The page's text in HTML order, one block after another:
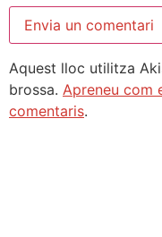
Aquest lloc utilitza
brossa. Apreneu com
comentaris.